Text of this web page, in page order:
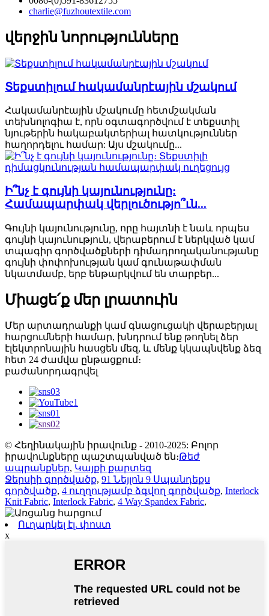
charlie@fuzhoutextile.com
վերջին նորությունները
Տեքստիլում հակամանրէային մշակում
Հակամանրէային մշակումը հետմշակման
տեխնոլոգիա է, որն օգտագործվում է տեքստիլ
նյութերին հակաբակտերիալ հատկություններ
հաղորդելու համար: Այս մշակումը...
Ի՞նչ է գույնի կայունությունը:
Համապարփակ վերլուծությո՞ւն...
Գույնի կայունությունը, որը հայտնի է նաև որպես
գույնի կայունություն, վերաբերում է ներկված կամ
տպագիր գործվածքների դիմադրողականությանը
գույնի փոփոխության կամ գունաթափման
նկատմամբ, երբ ենթարկվում են տարբեր...
Միացե՛ք մեր լրատուին
Մեր արտադրանքի կամ գնացուցակի վերաբերյալ
հարցումների համար, խնդրում ենք թողնել ձեր
էլեկտրոնային հասցեն մեզ, և մենք կկապնվենք ձեզ
հետ 24 ժամվա ընթացքում։
բաժանորդագրվել
© Հեղինակային իրավունք - 2010-2025: Բոլոր
իրավունքները պաշտպանված են։Թեժ
ապրանքներ, Կայքի քարտեզ
Ջերսիի գործվածք, 91 Նեյլոն 9 Սպանդեքս
գործվածք, 4 ուղղությամբ ձգվող գործվածք, Interlock
Knit Fabric, Interlock Fabric, 4 Way Spandex Fabric,
Ուղարկել էլ. փոստ
x